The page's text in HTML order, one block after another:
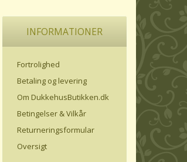
INFORMATIONER
Fortrolighed
Betaling og levering
Om DukkehusButikken.dk
Betingelser & Vilkår
Returneringsformular
Oversigt